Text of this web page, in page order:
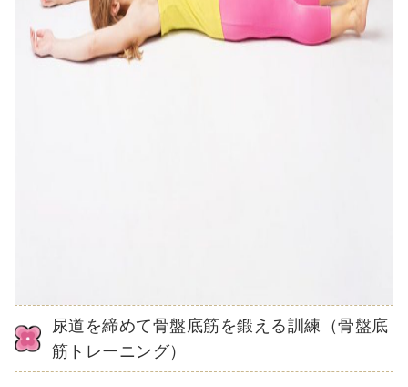
尿道を締めて骨盤底筋を鍛える訓練（骨盤底
筋トレーニング）